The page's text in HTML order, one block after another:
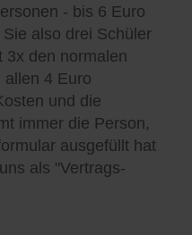
- bis 6 Euro
also drei Schüler
3x den normalen
allen 4 Euro
und die
immer die Person,
ausgefüllt hat
als "Vertrags-